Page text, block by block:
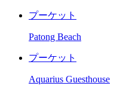
プーケット
Patong Beach
プーケット
Aquarius Guesthouse